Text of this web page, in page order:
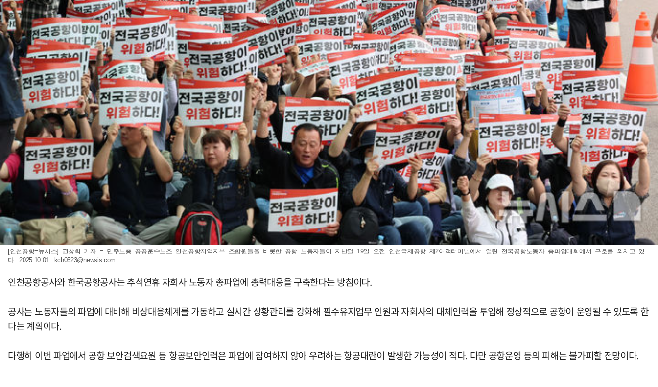
[인천공항=뉴시스] 권창회 기자 = 민주노총 공공운수노조 인천공항지역지부 조합원들을 비롯한 공항 노동자들이 지난달 19일 오전 인천국제공항 제2여객터미널에서 열린 전국공항노동자 총파업대회에서 구호를 외치고 있
다. 2025.10.01.
kch0523@newsis.com
인천공항공사와 한국공항공사는 추석연휴 자회사 노동자 총파업에 총력대응을 구축한다는 방침이다.
공사는 노동자들의 파업에 대비해 비상대응체계를 가동하고 실시간 상황관리를 강화해 필수유지업무 인원과 자회사의 대체인력을 투입해 정상적으로 공항이 운영될 수 있도록 한
다는 계획이다.
다행히 이번 파업에서 공항 보안검색요원 등 항공보안인력은 파업에 참여하지 않아 우려하는 항공대란이 발생한 가능성이 적다. 다만 공항운영 등의 피해는 불가피할 전망이다.